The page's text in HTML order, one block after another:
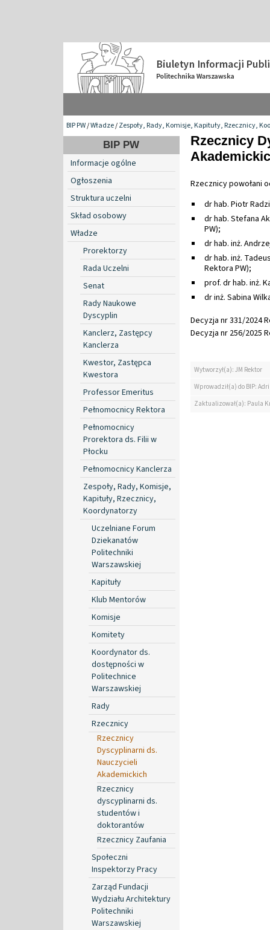
BIP PW/Władze/Zespoły, Rady, Komisje, Kapituły, Rzecznicy,
BIP PW
Informacje ogólne
Ogłoszenia
Struktura uczelni
Skład osobowy
Władze
Prorektorzy
Rada Uczelni
Senat
Rady Naukowe
Dyscyplin
Kanclerz, Zastępcy
Kanclerza
Kwestor, Zastępca
Kwestora
Professor Emeritus
Pełnomocnicy Rektora
Pełnomocnicy
Prorektora ds. Filii w
Płocku
Pełnomocnicy Kanclerza
Zespoły, Rady, Komisje,
Kapituły, Rzecznicy,
Koordynatorzy
Uczelniane Forum
Dziekanatów
Politechniki
Warszawskiej
Kapituły
Klub Mentorów
Komisje
Komitety
Koordynator ds.
dostępności w
Politechnice
Warszawskiej
Rady
Rzecznicy
Rzecznicy
Dyscyplinarni ds.
Nauczycieli
Akademickich
Rzecznicy
dyscyplinarni ds.
studentów i
doktorantów
Rzecznicy Zaufania
Społeczni
Inspektorzy Pracy
Zarząd Fundacji
Wydziału Architektury
Politechniki
Warszawskiej
Rzecznicy
Rzecznicy powołani
dr hab. Piotr
dr hab. Stefana
PW);
dr hab. inż.
dr hab. inż.
Rektora PW);
prof. dr hab. inż.
dr inż. Sabina
Decyzja nr 331/2024
Decyzja nr 256/2025
Wytworzył(a): JM Rektor
Wprowadził(a) do BIP:
Zaktualizował(a): Paula